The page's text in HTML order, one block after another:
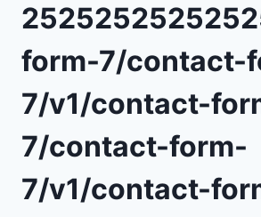
form-7/contact-
7/v1/contact-
7/contact-form-
7/v1/contact-